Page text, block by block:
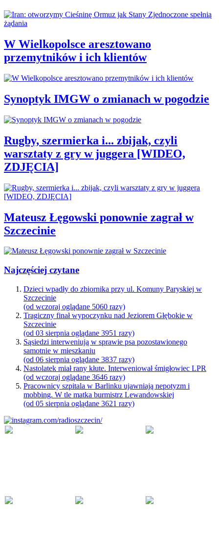
W Wielkopolsce aresztowano
przemytników i ich klientów
Synoptyk IMGW o zmianach w pogodzie
Rugby, szermierka i... zbijak, czyli
warsztaty z gry w juggera [WIDEO,
ZDJĘCIA]
Mateusz Łęgowski ponownie zagrał w
Szczecinie
Najczęściej czytane
Dzieci wpadły do zbiornika przy ul. Komuny Paryskiej w
Szczecinie
(od wczoraj oglądane 5060 razy)
Tragiczny finał wypoczynku nad Jeziorem Głębokie w
Szczecinie
(od 03 sierpnia oglądane 3951 razy)
Sąsiedzi interweniują w sprawie psa pozostawionego
samotnie w mieszkaniu
(od 06 sierpnia oglądane 3837 razy)
Nastolatek miał rany kłute. Interweniował śmigłowiec LPR
(od wczoraj oglądane 3646 razy)
Pracownicy szpitala w Barlinku ujawniają nepotyzm i
mobbing. W tle matka burmistrz Lewandowskiej
(od 05 sierpnia oglądane 3621 razy)